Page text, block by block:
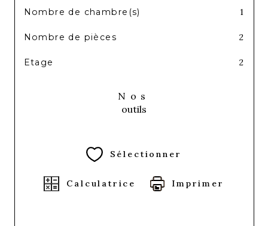
Nombre de chambre(s) 1
Nombre de pièces 2
Etage 2
Nos
outils
Sélectionner
Calculatrice Imprimer